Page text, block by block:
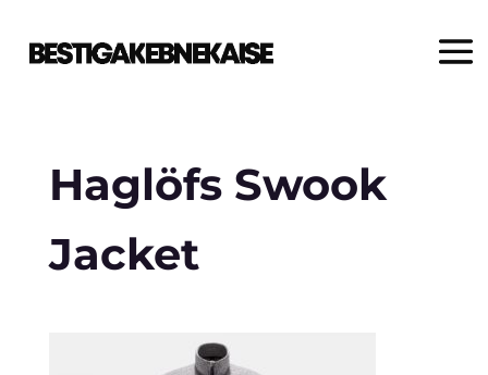
Haglöfs Swook
Jacket